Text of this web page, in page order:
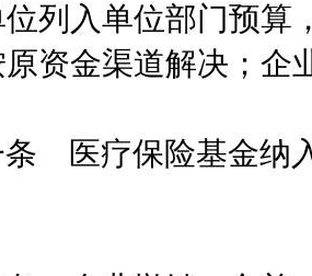
列入单位部门预算
资金渠道解决；企
医疗保险基金纳